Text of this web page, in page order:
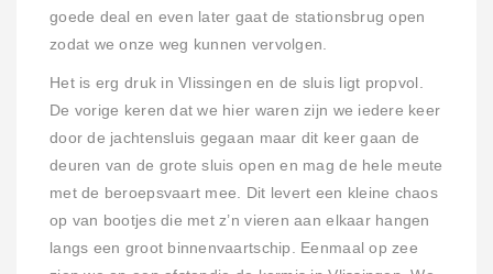
goede deal en even later gaat de stationsbrug open
zodat we onze weg kunnen vervolgen.
Het is erg druk in Vlissingen en de sluis ligt propvol.
De vorige keren dat we hier waren zijn we iedere keer
door de jachtensluis gegaan maar dit keer gaan de
deuren van de grote sluis open en mag de hele meute
met de beroepsvaart mee. Dit levert een kleine chaos
op van bootjes die met z’n vieren aan elkaar hangen
langs een groot binnenvaartschip. Eenmaal op zee